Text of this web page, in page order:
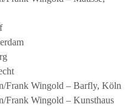
Frank Wingold – Barfly, Köln
Frank Wingold – Kunsthaus